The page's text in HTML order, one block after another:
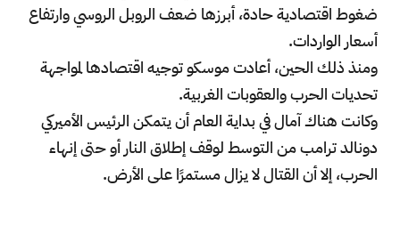
ضغوط اقتصادية حادة، أبرزها ضعف الروبل الروسي وارتفاع
أسعار الواردات.
ومنذ ذلك الحين، أعادت موسكو توجيه اقتصادها لمواجهة
تحديات الحرب والعقوبات الغربية.
وكانت هناك آمال في بداية العام أن يتمكن الرئيس الأميركي
دونالد ترامب من التوسط لوقف إطلاق النار أو حتى إنهاء
الحرب، إلا أن القتال لا يزال مستمرًا على الأرض.